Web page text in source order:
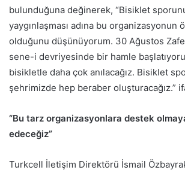
bulunduğuna değinerek, “Bisiklet
yaygınlaşması adına bu organizasyonun
olduğunu düşünüyorum. 30 Ağustos Zafer
sene-i devriyesinde bir hamle
bisikletle daha çok anılacağız. Bisiklet
şehrimizde hep beraber oluşturacağız.”
“Bu tarz organizasyonlara destek
edeceğiz”
Turkcell İletişim Direktörü İsmail